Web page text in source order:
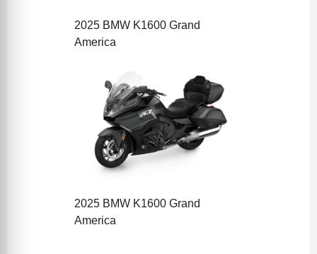
2025 BMW K1600 Grand
America
2025 BMW K1600 Grand
America